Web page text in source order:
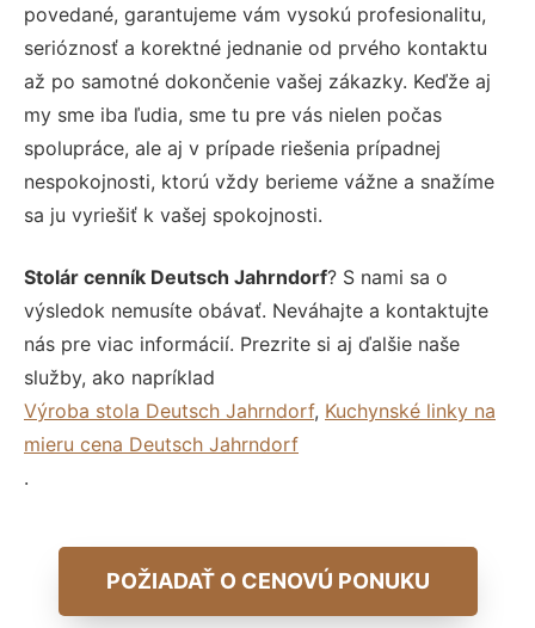
povedané, garantujeme vám vysokú profesionalitu,
serióznosť a korektné jednanie od prvého kontaktu
až po samotné dokončenie vašej zákazky. Keďže aj
my sme iba ľudia, sme tu pre vás nielen počas
spolupráce, ale aj v prípade riešenia prípadnej
nespokojnosti, ktorú vždy berieme vážne a snažíme
sa ju vyriešiť k vašej spokojnosti.
Stolár cenník Deutsch Jahrndorf? S nami sa o
výsledok nemusíte obávať. Neváhajte a kontaktujte
nás pre viac informácií. Prezrite si aj ďalšie naše
služby, ako napríklad
Výroba stola Deutsch Jahrndorf, Kuchynské linky na
mieru cena Deutsch Jahrndorf
.
POŽIADAŤ O CENOVÚ PONUKU